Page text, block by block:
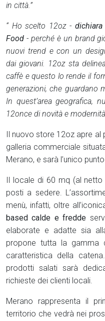
in città.”
“ Ho scelto 12oz -
Food - perché è un brand
nuovi trend e con un
dai giovani. 12oz sta
caffè e questo lo rende il
generazioni, che guardano
In quest’area geografica,
12once di novità e
Il nuovo store 12oz apre al
galleria commerciale
Merano, e sarà l’unico
Il locale di 60 mq (al
posti a sedere.
menù, infatti, oltre
based calde e fredde
elaborate e adatte sia
propone tutta la
caratteristica della
prodotti salati sarà
richieste dei clienti locali.
Merano rappresenta il
territorio che vedrà nei